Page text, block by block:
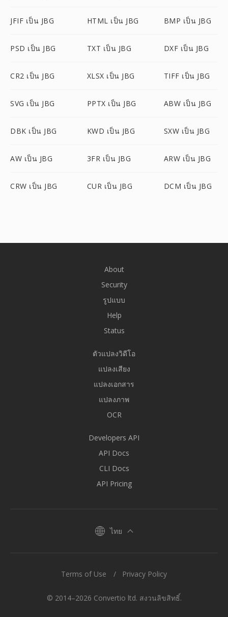
JFIF เป็น JBG HTML เป็น JBG BMP เป็น JBG
PSD เป็น JBG TXT เป็น JBG DXF เป็น JBG
CR2 เป็น JBG XLSX เป็น JBG TIFF เป็น JBG
SVG เป็น JBG PPTX เป็น JBG ABW เป็น JBG
DBK เป็น JBG KWD เป็น JBG SXW เป็น JBG
AW เป็น JBG 3FR เป็น JBG ARW เป็น JBG
CRW เป็น JBG CUR เป็น JBG DCM เป็น JBG
About
Security
รูปแบบ
Help
Status
ตัวแปลงวิดีโอ
แปลงเสียง
แปลงเอกสาร
แปลงภาพ
OCR
Developers API
API Docs
CLI Docs
API Pricing
ไทย
© 2014–2026 Convertio ltd. สงวนลิขสิทธิ์.
Terms of Use Privacy Policy